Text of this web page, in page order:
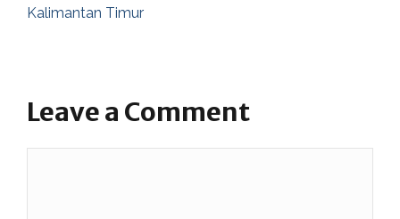
Kalimantan Timur
Leave a Comment